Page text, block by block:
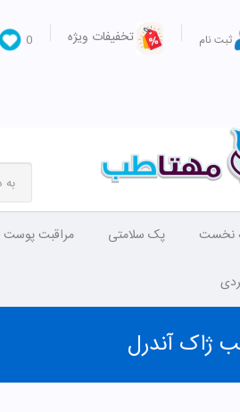
ثبت نام تخفیفات ویژه 0
نخست پک سلامتی مراقبت پوست
ژاک آندرل